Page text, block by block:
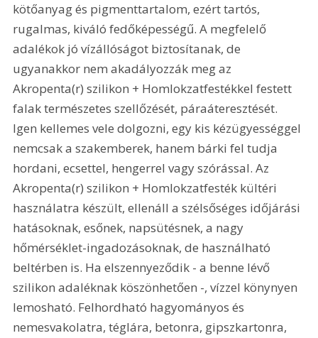
kötőanyag és pigmenttartalom, ezért tartós,
rugalmas, kiváló fedőképességű. A megfelelő
adalékok jó vízállóságot biztosítanak, de
ugyanakkor nem akadályozzák meg az
Akropenta(r) szilikon + Homlokzatfestékkel festett
falak természetes szellőzését, páraáteresztését.
Igen kellemes vele dolgozni, egy kis kézügyességgel
nemcsak a szakemberek, hanem bárki fel tudja
hordani, ecsettel, hengerrel vagy szórással. Az
Akropenta(r) szilikon + Homlokzatfesték kültéri
használatra készült, ellenáll a szélsőséges időjárási
hatásoknak, esőnek, napsütésnek, a nagy
hőmérséklet-ingadozásoknak, de használható
beltérben is. Ha elszennyeződik - a benne lévő
szilikon adaléknak köszönhetően -, vízzel könynyen
lemosható. Felhordható hagyományos és
nemesvakolatra, téglára, betonra, gipszkartonra,